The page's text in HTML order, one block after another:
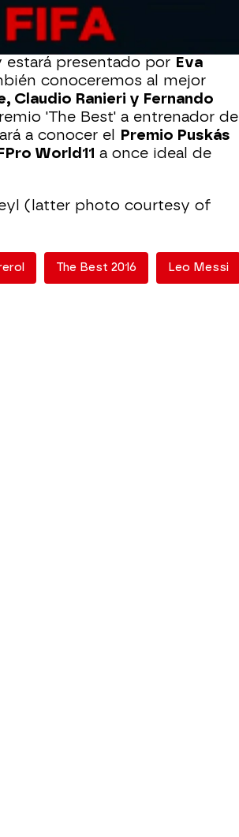
será el encargado de
estará presentado por Eva
conoceremos al mejor
Claudio Ranieri y Fernando
'The Best' a entrenador de
a conocer el Premio Puskás
World11 a once ideal de
The Best 2016 Leo Messi